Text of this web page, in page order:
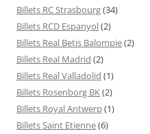
Billets RC Strasbourg(34)
Billets RCD Espanyol(2)
Billets Real Betis Balompie(2)
Billets Real Madrid (2)
Billets Real Valladolid (1)
Billets Rosenborg BK(2)
Billets Royal Antwerp(1)
Billets Saint Etienne(6)